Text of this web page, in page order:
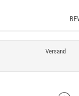
Versand